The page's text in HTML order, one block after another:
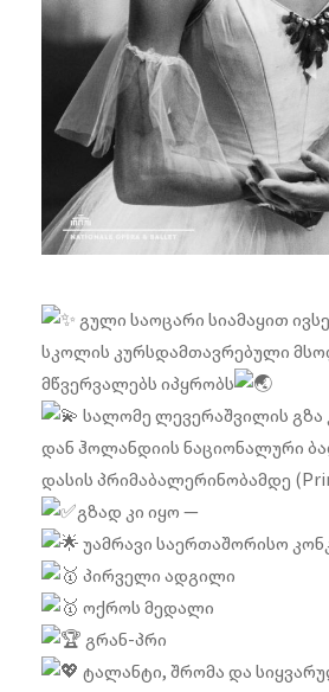
გული საოცარი სიამაყით
სკოლის კურსდამთავრებული
მწვერვალებს იპყრობს
სალომე ლევერაშვილის გზა
დან ჰოლანდიის ნაციონალური
დასის პრიმაბალერინობამდე
გზად კი იყო —
უამრავი საერთაშორისო
პირველი ადგილი
ოქროს მედალი
გრან-პრი
ტალანტი, შრომა და